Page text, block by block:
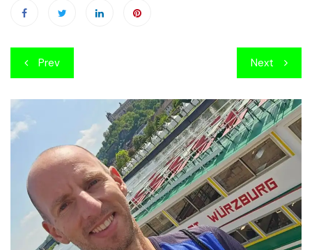
Beitragsnavigation
Prev Next